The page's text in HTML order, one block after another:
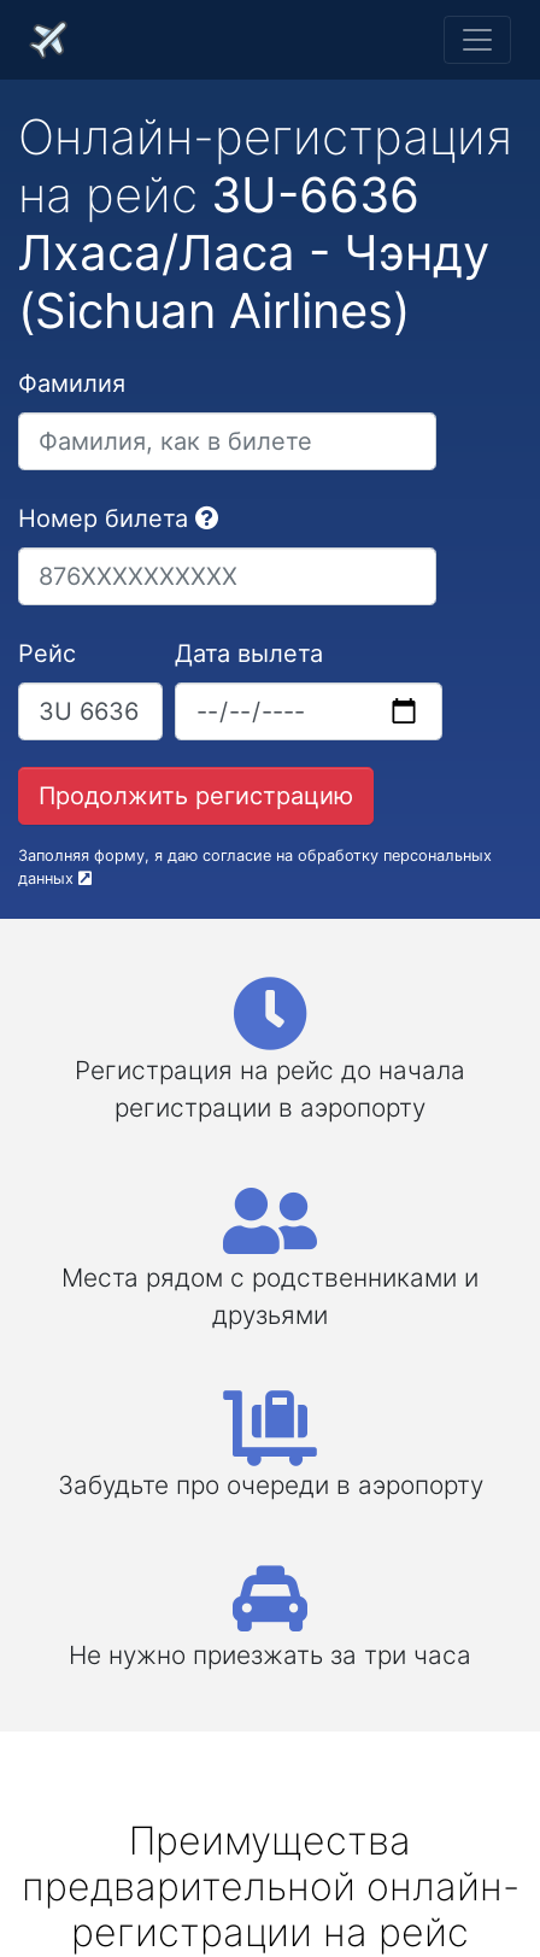
Онлайн-регистрация
на рейс 3U-6636
Лхаса/Ласа - Чэнду
(Sichuan Airlines)
Фамилия
Номер билета
Рейс Дата вылета
Заполняя форму, я даю согласие на обработку персональных
данных
Регистрация на рейс до начала
регистрации в аэропорту
Места рядом с родственниками и
друзьями
Забудьте про очереди в аэропорту
Не нужно приезжать за три часа
Преимущества
предварительной онлайн-
регистрации на рейс